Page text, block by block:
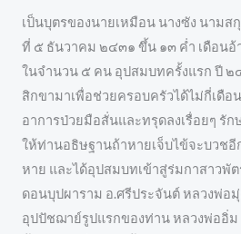
เป็นบุตรของนายเหมือน นางซัง นาม
ที่ ๕ ธันวาคม ๒๔๓๑ ขึ้น ๑๓ ค่ำ เดือนอ้
ในจำนวน ๕ คน อุปสมบทครั้งแรก ปี
สิกขามาเพื่อช่วยครอบครัวได้ไม่กี่เดือ
อาการป่วยมือสั่นและทรุดลงเรื่อยๆ รั
ให้ท่านอธิษฐานถ้าหายเจ็บไข้จะบวช
หาย และได้อุปสมบทเข้าสู่ร่มกาสาวพั
ดอนบุปผาราม อ.ศรีประจันต์ หลวงพ่อ
อุปปัชฌาย์รูปแรกของท่าน หลวงพ่ออิ่ม